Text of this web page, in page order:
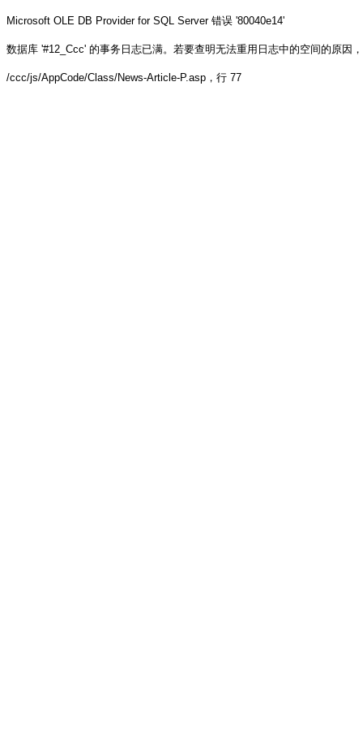
Microsoft OLE DB Provider for SQL Server 错误 '80040e14'
数据库 '#12_Ccc' 的事务日志已满。若要查明无法重用日志中的空间的原因
/ccc/js/AppCode/Class/News-Article-P.asp ，行 77